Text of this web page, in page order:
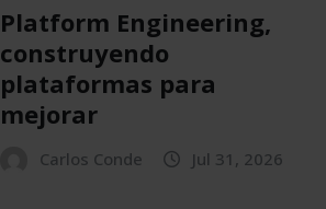
Platform Engineering,
construyendo
plataformas para
mejorar
Carlos Conde Jul 31, 2026